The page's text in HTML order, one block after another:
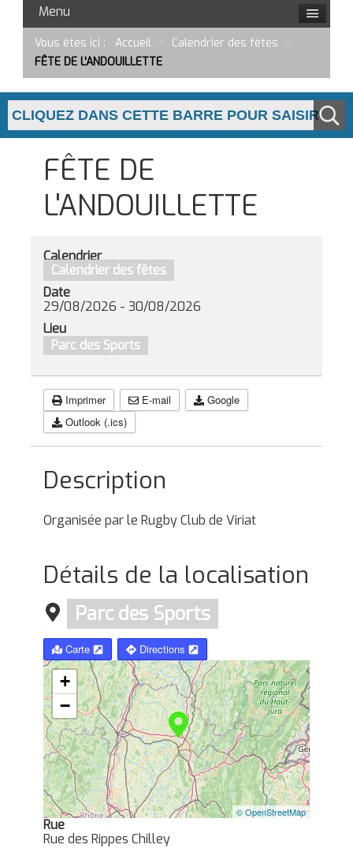
Menu
Vous êtes ici : Accueil Calendrier des fêtes
FÊTE DE L'ANDOUILLETTE
FÊTE DE
L'ANDOUILLETTE
Calendrier
Calendrier des fêtes
Date
29/08/2026 - 30/08/2026
Lieu
Parc des Sports
Imprimer E-mail
Google
Outlook (.ics)
Description
Organisée par le Rugby Club de Viriat
Détails de la localisation
Parc des Sports
Carte Directions
+
−
© OpenStreetMap
Rue
Rue des Rippes Chilley